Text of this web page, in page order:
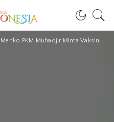
Menko PKM Muhadjir Minta Vaksin Booster untuk Lansia Dikebut untuk Cegah COVID-19 Varian Omicron